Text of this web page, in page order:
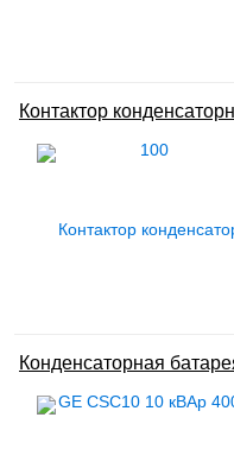
Контактор
Конденсаторная